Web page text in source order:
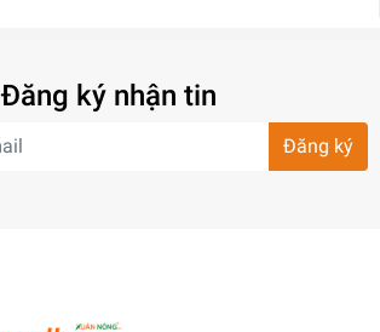
Đăng ký nhận tin
Đăng ký